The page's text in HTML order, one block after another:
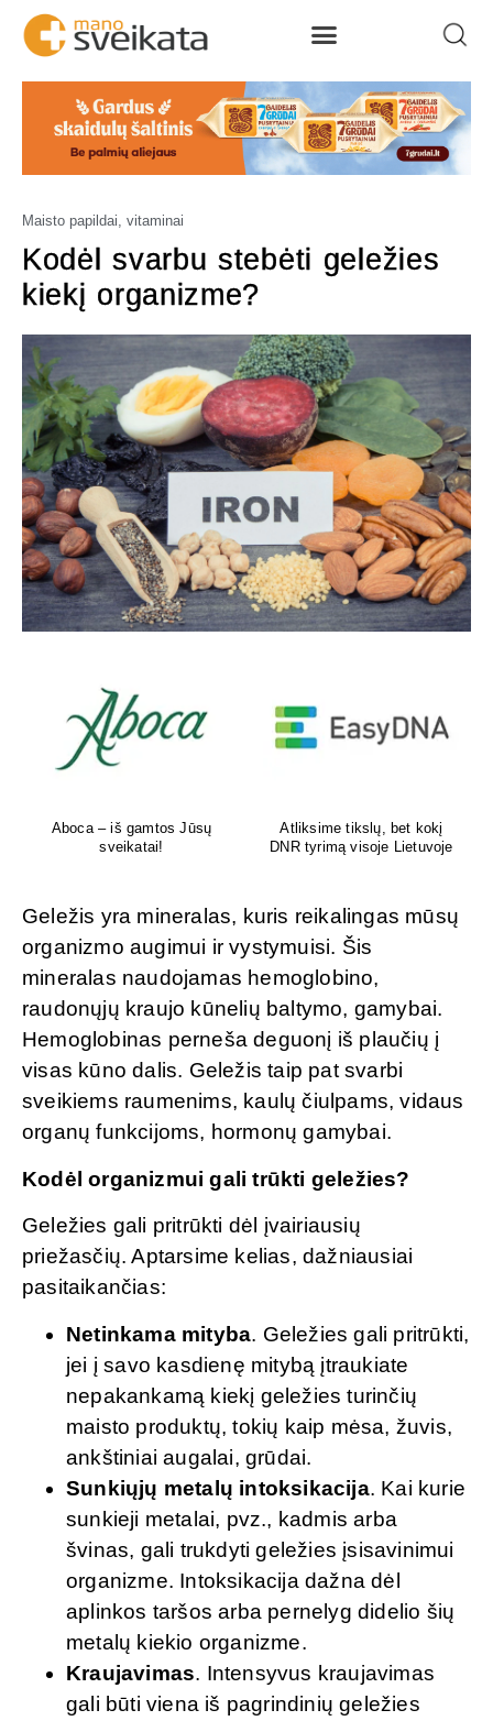
Maisto papildai, vitaminai
Kodėl svarbu stebėti geležies
kiekį organizme?
Aboca – iš gamtos Jūsų
sveikatai!
Atliksime tikslų, bet kokį
DNR tyrimą visoje Lietuvoje
Geležis yra mineralas, kuris reikalingas mūsų
organizmo augimui ir vystymuisi. Šis
mineralas naudojamas hemoglobino,
raudonųjų kraujo kūnelių baltymo, gamybai.
Hemoglobinas perneša deguonį iš plaučių į
visas kūno dalis. Geležis taip pat svarbi
sveikiems raumenims, kaulų čiulpams, vidaus
organų funkcijoms, hormonų gamybai.
Kodėl organizmui gali trūkti geležies?
Geležies gali pritrūkti dėl įvairiausių
priežasčių. Aptarsime kelias, dažniausiai
pasitaikančias:
Netinkama mityba. Geležies gali pritrūkti,
jei į savo kasdienę mitybą įtraukiate
nepakankamą kiekį geležies turinčių
maisto produktų, tokių kaip mėsa, žuvis,
ankštiniai augalai, grūdai.
Sunkiųjų metalų intoksikacija. Kai kurie
sunkieji metalai, pvz., kadmis arba
švinas, gali trukdyti geležies įsisavinimui
organizme. Intoksikacija dažna dėl
aplinkos taršos arba pernelyg didelio šių
metalų kiekio organizme.
Kraujavimas. Intensyvus kraujavimas
gali būti viena iš pagrindinių geležies